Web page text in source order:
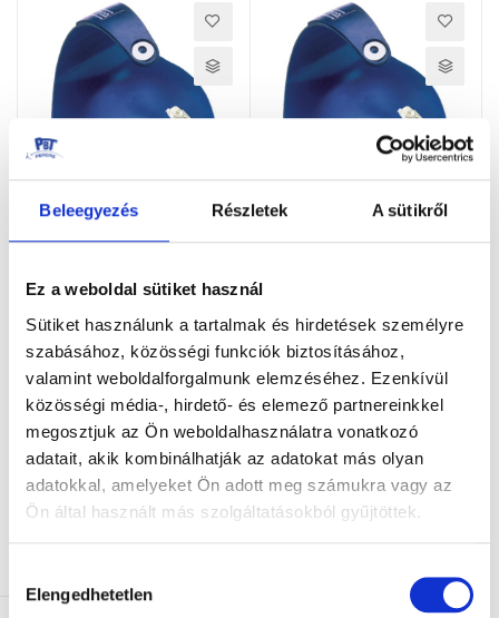
Beleegyezés Részletek A sütikről
Ez a weboldal sütiket használ
Sütiket használunk a tartalmak és hirdetések személyre
szabásához, közösségi funkciók biztosításához,
valamint weboldalforgalmunk elemzéséhez. Ezenkívül
közösségi média-, hirdető- és elemező partnereinkkel
megosztjuk az Ön weboldalhasználatra vonatkozó
adatait, akik kombinálhatják az adatokat más olyan
adatokkal, amelyeket Ön adott meg számukra vagy az
Ön által használt más szolgáltatásokból gyűjtöttek.
kiválasztása
Elengedhetetlen
ELEKTROMOS KARD KOSÁR,
KOMPLETT
ELEKTROMOS KARD KOSÁR
KOMPLETT MINI
EL. KOMPLETT VERSENY
KARD KOSÁRRA GUMI